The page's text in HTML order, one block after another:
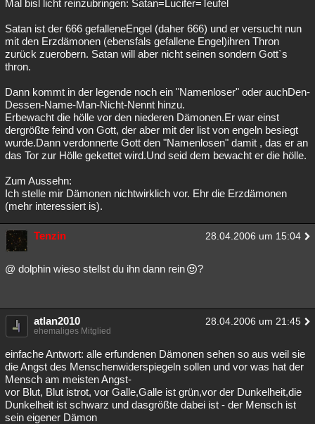
Mal bisl licht reinzubringen: Satan=Lucifer=Teufel
Satan ist der 666 gefalleneEngel (daher 666) und er versucht nun
mit den Erzdämonen (ebensfals gefallene Engel)ihren Thron
zurück zuerobern. Satan will aber nicht seinen sondern Gott`s
thron.
Dann kommt in der legende noch ein "Namenloser" oder auchDen-
Dessen-Name-Man-Nicht-Nennt hinzu.
Erbewacht die hölle vor den niederen Dämonen.Er war einst
dergrößte feind von Gott, der aber mit der list von engeln besiegt
wurde.Dann verdonnerte Gott den "Namenlosen" damit , das er an
das Tor zur Hölle gekettet wird.Und seid dem bewacht er die hölle.
Zum Aussehn:
Ich stelle mir Dämonen nichtwirklich vor. Ehr die Erzdämonen
(mehr interessiert is).
Tenzin 28.04.2006 um 15:04
@ dolphin wieso stellst du ihn dann rein ?
atlan2010 28.04.2006 um 21:45
ehemaliges Mitglied
einfache Antwort: alle erfundenen Dämonen sehen so aus weil sie
die Angst des Menschenwiderspiegeln sollen und vor was hat der
Mensch am meisten Angst-
vor Blut, Blut istrot, vor Galle,Galle ist grün,vor der Dunkelheit,die
Dunkelheit ist schwarz und dasgrößte dabei ist - der Mensch ist
sein eigener Dämon